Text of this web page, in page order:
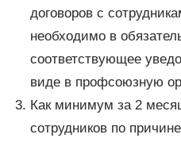
договоров с
необходимо в
соответствующее
виде в профсоюзную
Как минимум за 2
сотрудников по